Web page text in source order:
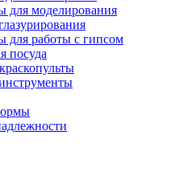
для моделирования
для работы с гипсом
посуда